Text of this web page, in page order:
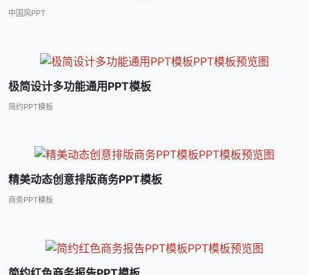
中国风PPT
极简设计多功能通用PPT模板
简约PPT模板
精美动态创意排版商务PPT模板
商务PPT模板